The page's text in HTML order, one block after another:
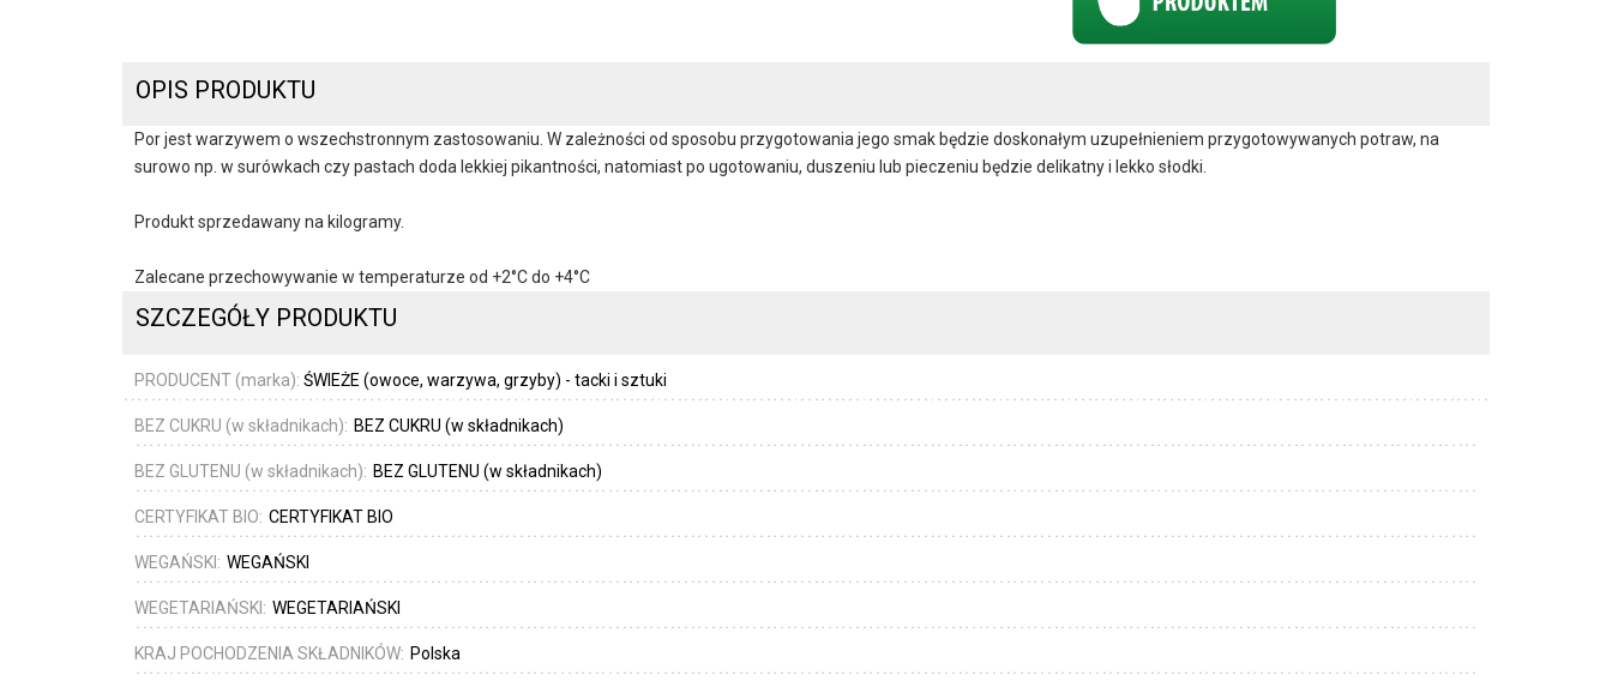
OPIS PRODUKTU
Por jest warzywem o wszechstronnym zastosowaniu. W zależności od sposobu przygotowania jego smak będzie doskonałym uzupełnieniem przygotowywanych potraw, na
surowo np. w surówkach czy pastach doda lekkiej pikantności, natomiast po ugotowaniu, duszeniu lub pieczeniu będzie delikatny i lekko słodki.
Produkt sprzedawany na kilogramy.
Zalecane przechowywanie w temperaturze od +2°C do +4°C
SZCZEGÓŁY PRODUKTU
PRODUCENT (marka): ŚWIEŻE (owoce, warzywa, grzyby) - tacki i sztuki
BEZ CUKRU (w składnikach): BEZ CUKRU (w składnikach)
BEZ GLUTENU (w składnikach): BEZ GLUTENU (w składnikach)
CERTYFIKAT BIO: CERTYFIKAT BIO
WEGAŃSKI: WEGAŃSKI
WEGETARIAŃSKI: WEGETARIAŃSKI
KRAJ POCHODZENIA SKŁADNIKÓW: Polska